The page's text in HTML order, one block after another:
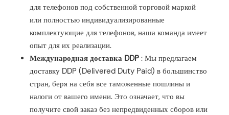
для телефонов под собственной торговой маркой
или полностью индивидуализированные
комплектующие для телефонов, наша команда имеет
опыт для их реализации.
Международная доставка DDP : Мы предлагаем
доставку DDP (Delivered Duty Paid) в большинство
стран, беря на себя все таможенные пошлины и
налоги от вашего имени. Это означает, что вы
получите свой заказ без непредвиденных сборов или